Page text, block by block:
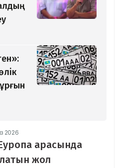
2026
арасында
жол